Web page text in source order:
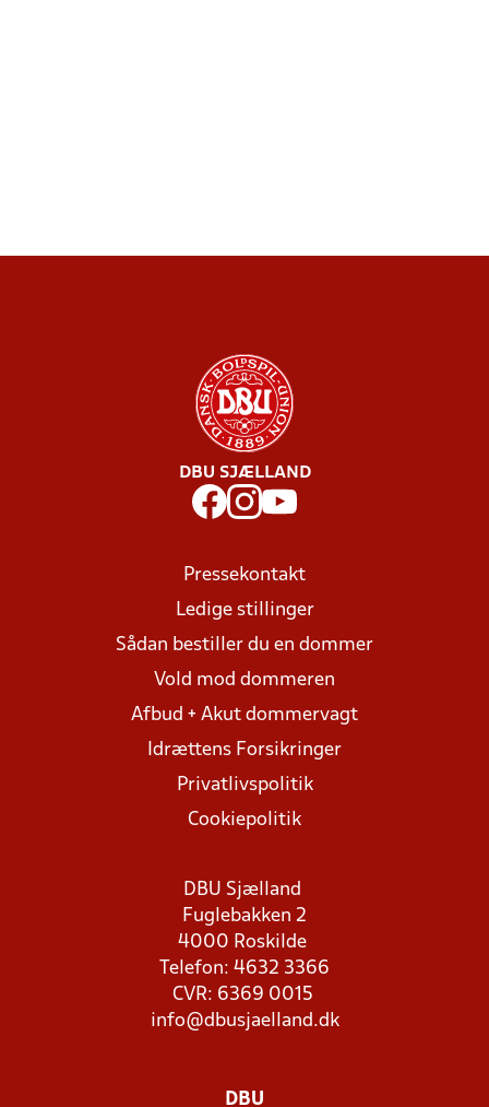
DBU SJÆLLAND
Pressekontakt
Ledige stillinger
Sådan bestiller du en dommer
Vold mod dommeren
Afbud + Akut dommervagt
Idrættens Forsikringer
Privatlivspolitik
Cookiepolitik
DBU Sjælland
Fuglebakken 2
4000 Roskilde
Telefon: 4632 3366
CVR: 6369 0015
info@dbusjaelland.dk
DBU